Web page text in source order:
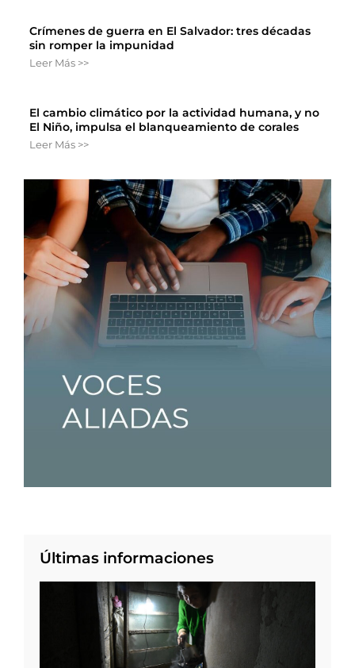
Crímenes de guerra en El Salvador: tres décadas
sin romper la impunidad
Leer Más >>
El cambio climático por la actividad humana, y no
El Niño, impulsa el blanqueamiento de corales
Leer Más >>
Últimas informaciones